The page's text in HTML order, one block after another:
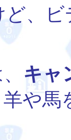
ど、
キャ
や馬